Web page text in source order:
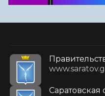
Саратовская